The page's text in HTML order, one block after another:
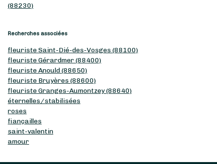
(88230)
Recherches associées
fleuriste Saint-Dié-des-Vosges (88100)
fleuriste Gérardmer (88400)
fleuriste Anould (88650)
fleuriste Bruyères (88600)
fleuriste Granges-Aumontzey (88640)
éternelles/stabilisées
roses
fiançailles
saint-valentin
amour